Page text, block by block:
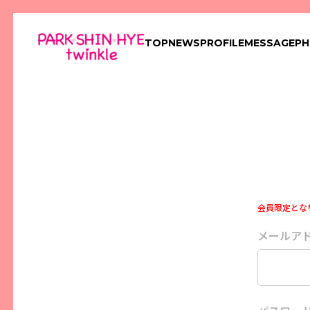
TOPNEWSPROFILEMESSAGE
会員限定とな
メールア